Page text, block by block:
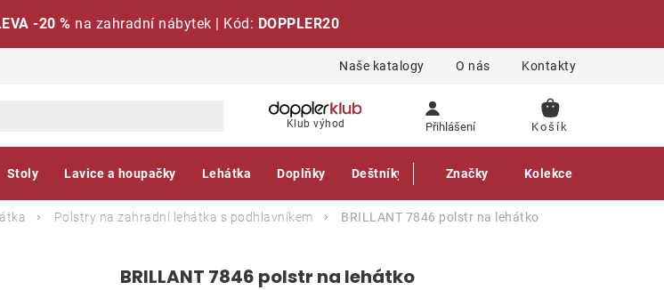
-20 % na zahradní nábytek | Kód: DOPPLER20
Naše katalogy O nás Kontakty
Klub výhod Přihlášení
NÁKUPNÍ
Stoly Lavice a houpačky Lehátka Doplňky Deštníky Gastro produkty
Značky Kolekce
Polstry na zahradní lehátka s podhlavníkem
BRILLANT 7846 polstr na lehátko
BRILLANT 7846 polstr na lehátko